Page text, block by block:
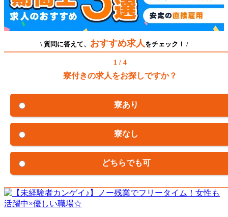
\ 質問に答えて、 おすすめ求人 をチェック！ /
1 / 4
寮付きの求人をお探しですか？
寮あり
寮なし
どちらでも可